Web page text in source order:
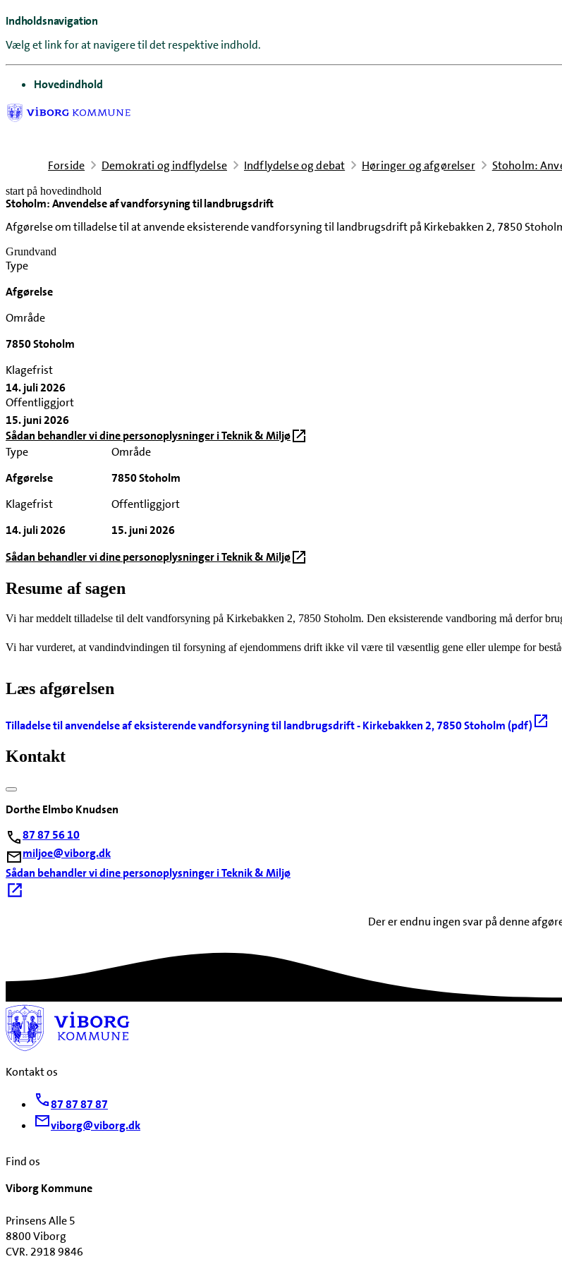
Indholdsnavigation
Vælg et link for at navigere til det respektive indhold.
gå til
Hovedindhold
Forside Demokrati og indflydelse Indflydelse og debat Høringer og afgørelser Stoholm:
start på hovedindhold
Stoholm: Anvendelse af vandforsyning til landbrugsdrift
Afgørelse om tilladelse til at anvende eksisterende vandforsyning til landbrugsdrift på Kirkebakken 2, 7850
senest opdateret 15. juni 2026
Grundvand
Type
Afgørelse
Område
7850 Stoholm
Klagefrist
14. juli 2026
Offentliggjort
15. juni 2026
Sådan behandler vi dine personoplysninger i Teknik & Miljø
Type
Afgørelse
Område
7850 Stoholm
Klagefrist
14. juli 2026
Offentliggjort
15. juni 2026
Sådan behandler vi dine personoplysninger i Teknik & Miljø
Resume af sagen
Vi har meddelt tilladelse til delt vandforsyning på Kirkebakken 2, 7850 Stoholm. Den eksisterende vandboring må derfor
Vi har vurderet, at vandindvindingen til forsyning af ejendommens drift ikke vil være til væsentlig gene eller ulempe for
Læs afgørelsen
Tilladelse til anvendelse af eksisterende vandforsyning til landbrugsdrift - Kirkebakken 2, 7850 Stoholm (pdf)
Kontakt
Dorthe Elmbo Knudsen
87 87 56 10
miljoe@viborg.dk
Sådan behandler vi dine personoplysninger i Teknik & Miljø
Der er endnu ingen svar på denne
Kontakt os
87 87 87 87
viborg@viborg.dk
Find os
Viborg Kommune
Prinsens Alle 5
8800 Viborg
CVR. 2918 9846